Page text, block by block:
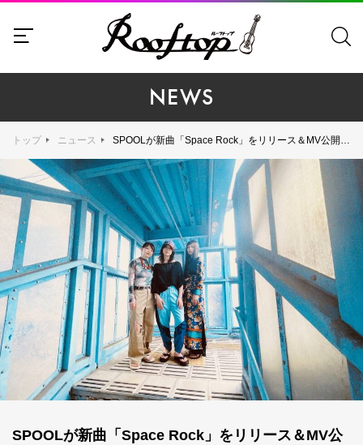
NEWS
トップ ニュース SPOOLが新曲「Space Rock」をリリース＆MV公開 、11月には下北沢SHELTERで自主企画開催
SPOOLが新曲「Space Rock」をリリース＆MV公